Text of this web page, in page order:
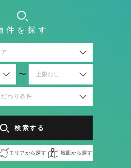
件を探す
〜
わり条件
検索する
エリアから探す 地図から探す